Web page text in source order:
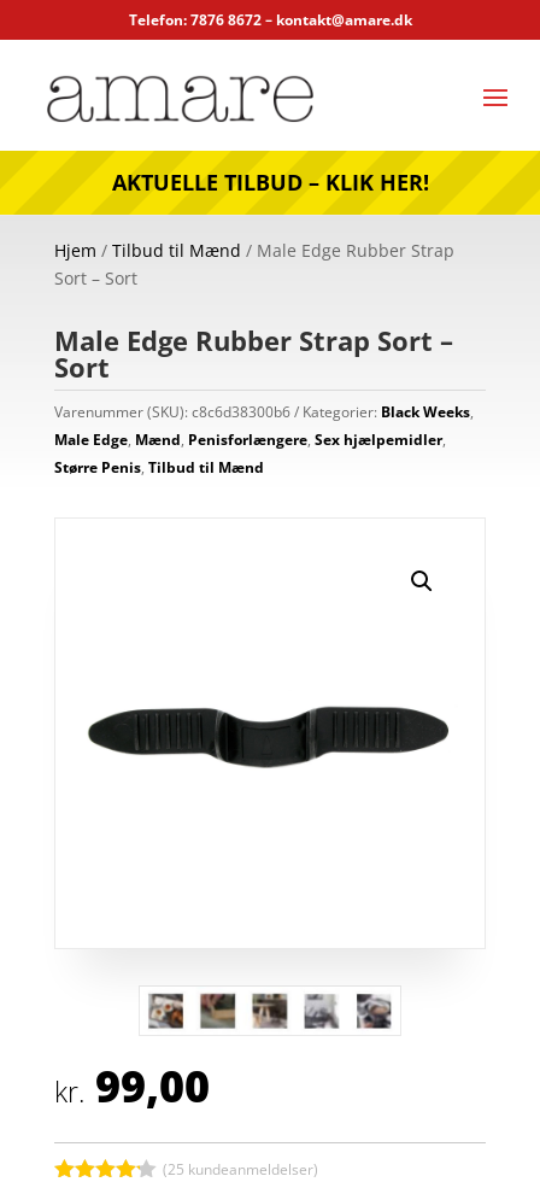
Telefon: 7876 8672 – kontakt@amare.dk
AKTUELLE TILBUD – KLIK HER!
Hjem / Tilbud til Mænd / Male Edge Rubber Strap
Sort – Sort
Male Edge Rubber Strap Sort –
Sort
Varenummer (SKU):c8c6d38300b6 Kategorier: Black Weeks,
Male Edge, Mænd, Penisforlængere, Sex hjælpemidler,
Større Penis, Tilbud til Mænd
kr. 99,00
(25 kundeanmeldelser)